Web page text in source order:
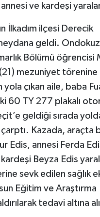
ve kardeşi
İlkadım ilçesi Derecik
geldi. Ondokuz
Bölümü öğrencisi
mezuniyet törenine
yola çıkan aile, baba
60 TY 277 plakalı
geldiği sırada
Kazada, araçta
Edis, annesi Ferda
kardeşi Beyza Edis
sevk edilen sağlık
Eğitim ve Araştırma
tedavi altına